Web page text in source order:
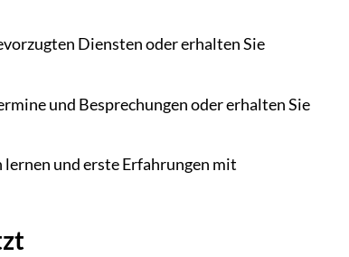
Diensten oder erhalten Sie
und Besprechungen oder erhalten Sie
und erste Erfahrungen mit